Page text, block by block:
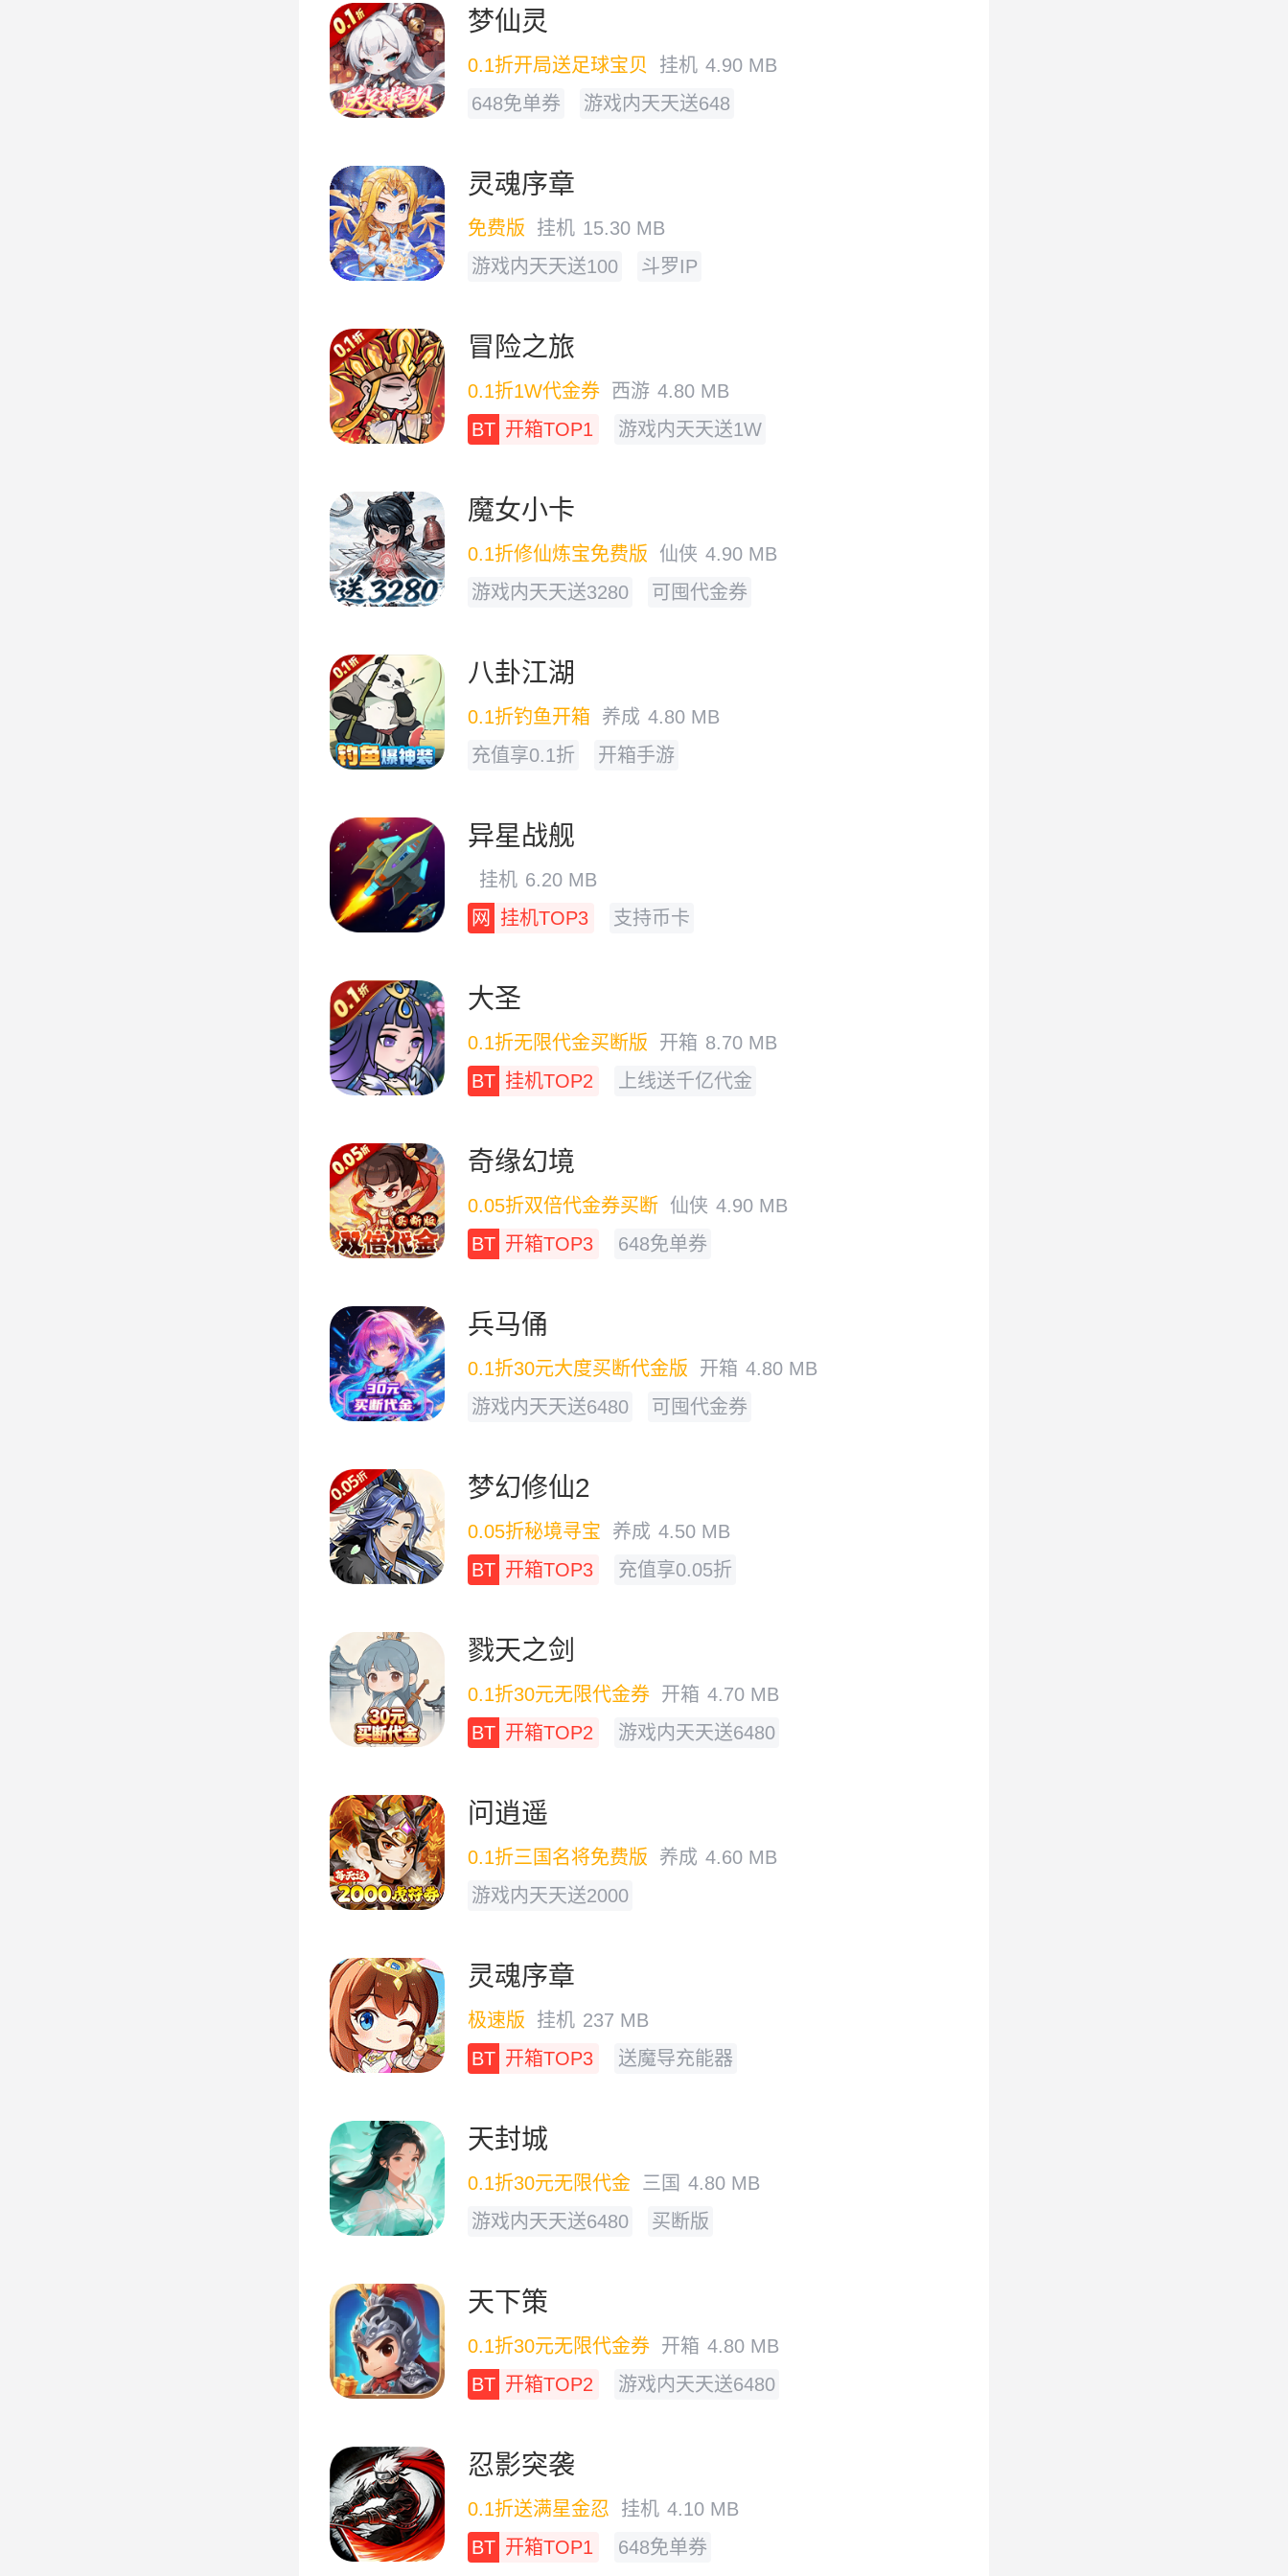
梦仙灵
0.1折开局送足球宝贝 挂机 4.90 MB
648免单券
游戏内天天送648
灵魂序章
免费版 挂机 15.30 MB
游戏内天天送100
斗罗IP
冒险之旅
0.1折1W代金券 西游 4.80 MB
BT 开箱TOP1 游戏内天天送1W
魔女小卡
0.1折修仙炼宝免费版 仙侠 4.90 MB
游戏内天天送3280
可囤代金券
八卦江湖
0.1折钓鱼开箱 养成 4.80 MB
充值享0.1折
开箱手游
异星战舰
挂机 6.20 MB
网
挂机TOP3 支持币卡
大圣
0.1折无限代金买断版 开箱 8.70 MB
BT 挂机TOP2 上线送千亿代金
奇缘幻境
0.05折双倍代金券买断 仙侠 4.90 MB
BT 开箱TOP3 648免单券
兵马俑
0.1折30元大度买断代金版 开箱 4.80 MB
游戏内天天送6480
可囤代金券
梦幻修仙2
0.05折秘境寻宝 养成 4.50 MB
BT 开箱TOP3 充值享0.05折
戮天之剑
0.1折30元无限代金券 开箱 4.70 MB
BT 开箱TOP2 游戏内天天送6480
问逍遥
0.1折三国名将免费版 养成 4.60 MB
游戏内天天送2000
灵魂序章
极速版 挂机 237 MB
BT 开箱TOP3 送魔导充能器
天封城
0.1折30元无限代金 三国 4.80 MB
游戏内天天送6480
买断版
天下策
0.1折30元无限代金券 开箱 4.80 MB
BT 开箱TOP2 游戏内天天送6480
忍影突袭
0.1折送满星金忍 挂机 4.10 MB
BT 开箱TOP1 648免单券